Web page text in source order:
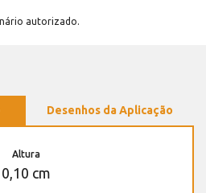
autorizado.
Desenhos da Aplicação
Altura
0,10 cm